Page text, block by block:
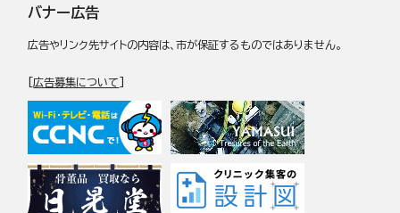
バナー広告
広告やリンク先サイトの内容は、市が保証するものではありません。
[広告募集について